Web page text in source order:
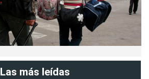
Las más leídas